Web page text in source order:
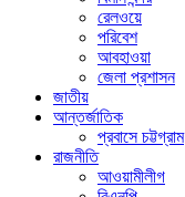
রেলওয়ে
পরিবেশ
আবহাওয়া
জেলা প্রশাসন
জাতীয়
আন্তর্জাতিক
প্রবাসে চট্টগ্রাম
রাজনীতি
আওয়ামীলীগ